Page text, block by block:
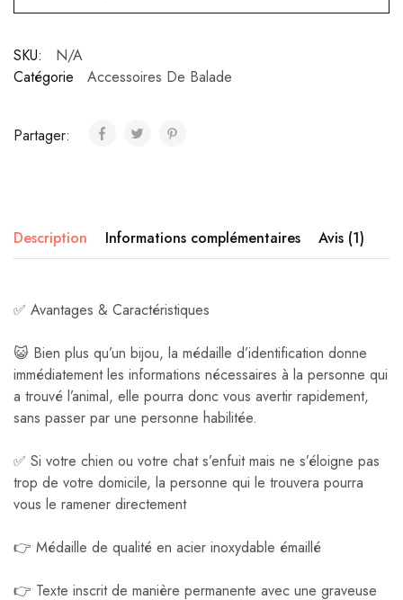
SKU:
N/A
Catégorie
Accessoires De Balade
Partager:
Description Informations complémentaires Avis (1)
✅ Avantages & Caractéristiques
😺 Bien plus qu’un bijou, la médaille d’identification donne
immédiatement les informations nécessaires à la personne qui
a trouvé l’animal, elle pourra donc vous avertir rapidement,
sans passer par une personne habilitée.
✅ Si votre chien ou votre chat s’enfuit mais ne s’éloigne pas
trop de votre domicile, la personne qui le trouvera pourra
vous le ramener directement
👉 Médaille de qualité en acier inoxydable émaillé
👉 Texte inscrit de manière permanente avec une graveuse